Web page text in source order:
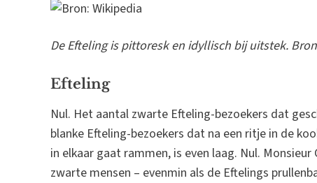
De Efteling is pittoresk en idyllisch bij uitstek.
Efteling
Nul. Het aantal zwarte Efteling-bezoekers dat
blanke Efteling-bezoekers dat na een ritje in de
in elkaar gaat rammen, is even laag. Nul.
zwarte mensen – evenmin als de Eftelings